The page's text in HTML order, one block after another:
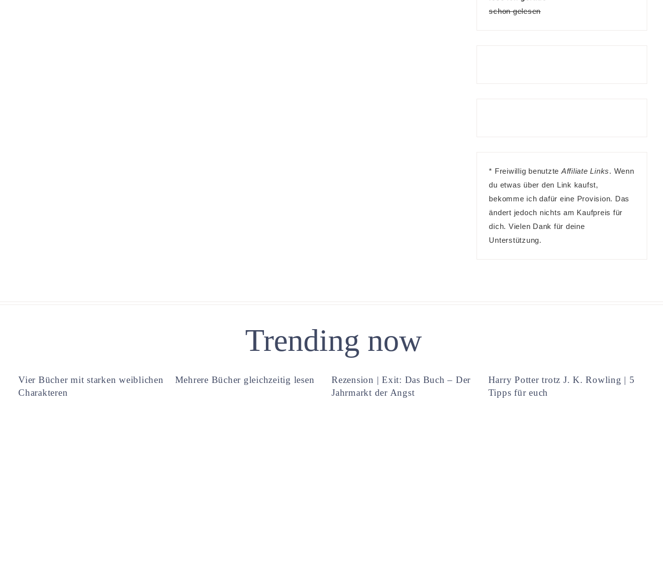
schon gelesen
* Freiwillig benutzte Affiliate Links. Wenn
du etwas über den Link kaufst,
bekomme ich dafür eine Provision. Das
ändert jedoch nichts am Kaufpreis für
dich. Vielen Dank für deine
Unterstützung.
Trending now
Vier Bücher mit starken weiblichen
Charakteren
Mehrere Bücher gleichzeitig lesen
Rezension | Exit: Das Buch – Der
Jahrmarkt der Angst
Harry Potter trotz J. K. Rowling | 5
Tipps für euch